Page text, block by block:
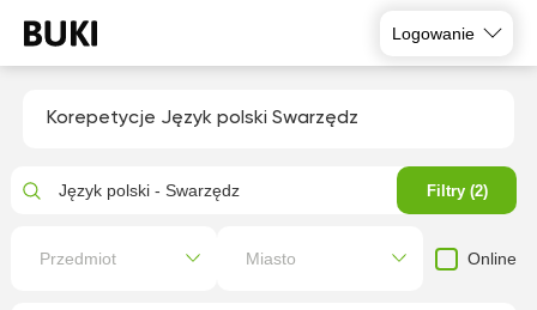
Logowanie
Korepetycje Język polski Swarzędz
Język polski - Swarzędz Filtry (2)
Przedmiot Miasto Online